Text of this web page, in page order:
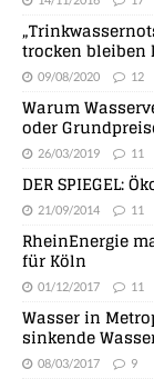
trocken bleiben
09/08/2020 12
Warum
oder
26/03/2019 11
DER SPIEGEL:
21/09/2014 11
RheinEnergie
für Köln
01/12/2017 11
Wasser in
sinkende
08/03/2017 9